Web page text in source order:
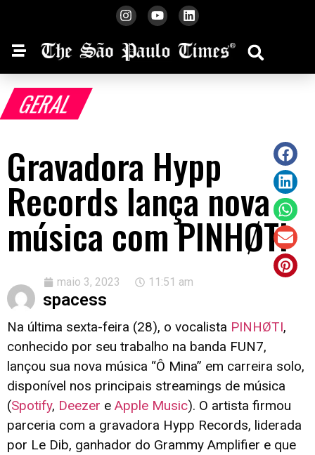
GERAL
Gravadora Hypp
Records lança nova
música com PINHØTI
spacess
maio 3, 2023 11:51 am
Na última sexta-feira (28), o vocalista PINHØTI,
conhecido por seu trabalho na banda FUN7,
lançou sua nova música “Ô Mina” em carreira solo,
disponível nos principais streamings de música
(Spotify, Deezer e Apple Music). O artista firmou
parceria com a gravadora Hypp Records, liderada
por Le Dib, ganhador do Grammy Amplifier e que